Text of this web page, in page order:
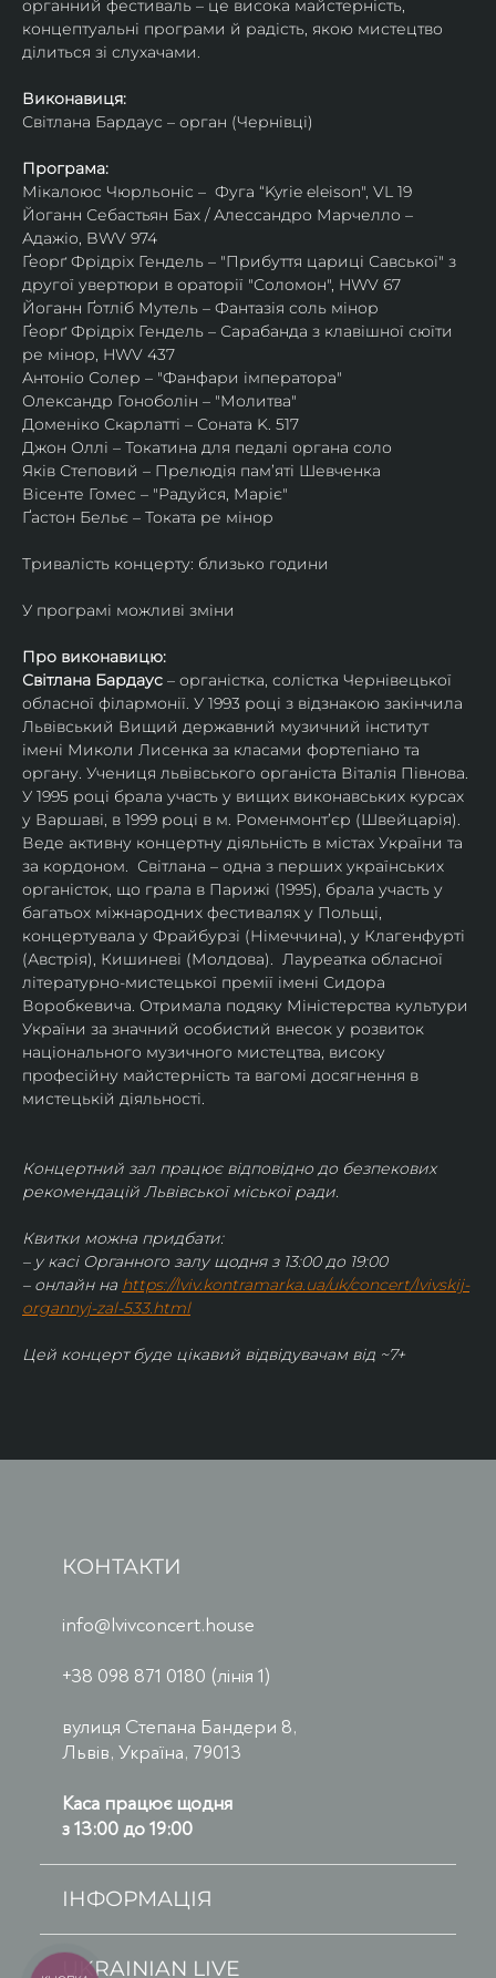
органний фестиваль – це висока майстерність,
концептуальні програми й радість, якою мистецтво
ділиться зі слухачами.
Виконавиця:
Світлана Бардаус – орган (Чернівці)
Програма:
Мікалоюс Чюрльоніс –  Фуга “Kyrie eleison", VL 19
Йоганн Себастьян Бах / Алессандро Марчелло –
Адажіо, BWV 974
Ґеорґ Фрідріх Гендель – "Прибуття цариці Савської" з
другої увертюри в ораторії "Соломон", HWV 67
Йоганн Ґотліб Мутель – Фантазія соль мінор
Ґеорґ Фрідріх Гендель – Сарабанда з клавішної сюїти
ре мінор, HWV 437
Антоніо Солер – "Фанфари імператора"
Олександр Гоноболін – "Молитва"
Доменіко Скарлатті – Соната K. 517
Джон Оллі – Токатина для педалі органа соло
Яків Степовий – Прелюдія пам’яті Шевченка
Вісенте Гомес – "Радуйся, Маріє"
Ґастон Бельє – Токата ре мінор
Тривалість концерту: близько години
У програмі можливі зміни
Про виконавицю:
Світлана Бардаус – органістка, солістка Чернівецької
обласної філармонії. У 1993 році з відзнакою закінчила
Львівський Вищий державний музичний інститут
імені Миколи Лисенка за класами фортепіано та
органу. Учениця львівського органіста Віталія Півнова.
У 1995 році брала участь у вищих виконавських курсах
у Варшаві, в 1999 році в м. Роменмонт’єр (Швейцарія).
Веде активну концертну діяльність в містах України та
за кордоном.  Світлана – одна з перших українських
органісток, що грала в Парижі (1995), брала участь у
багатьох міжнародних фестивалях у Польщі,
концертувала у Фрайбурзі (Німеччина), у Клагенфурті
(Австрія), Кишиневі (Молдова).  Лауреатка обласної
літературно-мистецької премії імені Сидора
Воробкевича. Отримала подяку Міністерства культури
України за значний особистий внесок у розвиток
національного музичного мистецтва, високу
професійну майстерність та вагомі досягнення в
мистецькій діяльності.
Концертний зал працює відповідно до безпекових
рекомендацій Львівської міської ради.
Квитки можна придбати:
– у касі Органного залу щодня з 13:00 до 19:00
– онлайн на https://lviv.kontramarka.ua/uk/concert/lvivskij-
organnyj-zal-533.html
Цей концерт буде цікавий відвідувачам від ~7+
КОНТАКТИ
info@lvivconcert.house
+38 098 871 0180 (лінія 1)
вулиця Степана Бандери 8,
Львів, Україна, 79013
Каса працює щодня
з 13:00 до 19:00
ІНФОРМАЦІЯ
UKRAINIAN LIVE